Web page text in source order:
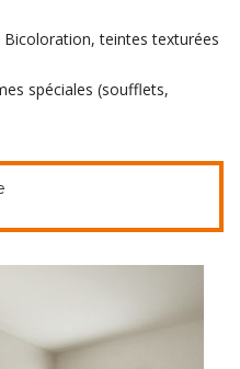
teintes texturées
spéciales (soufflets,